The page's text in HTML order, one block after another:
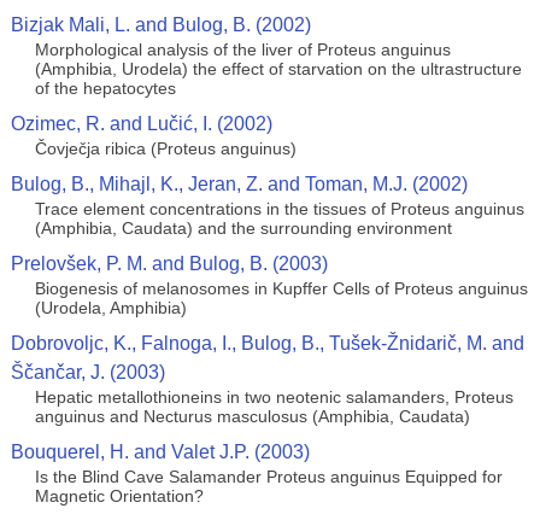
Bizjak Mali, L. and Bulog, B. (2002)
Morphological analysis of the liver of Proteus anguinus
(Amphibia, Urodela) the effect of starvation on the ultrastructure
of the hepatocytes
Ozimec, R. and Lučić, I. (2002)
Čovječja ribica (Proteus anguinus)
Bulog, B., Mihajl, K., Jeran, Z. and Toman, M.J. (2002)
Trace element concentrations in the tissues of Proteus anguinus
(Amphibia, Caudata) and the surrounding environment
Prelovšek, P. M. and Bulog, B. (2003)
Biogenesis of melanosomes in Kupffer Cells of Proteus anguinus
(Urodela, Amphibia)
Dobrovoljc, K., Falnoga, I., Bulog, B., Tušek-Žnidarič, M. and
Ščančar, J. (2003)
Hepatic metallothioneins in two neotenic salamanders, Proteus
anguinus and Necturus masculosus (Amphibia, Caudata)
Bouquerel, H. and Valet J.P. (2003)
Is the Blind Cave Salamander Proteus anguinus Equipped for
Magnetic Orientation?